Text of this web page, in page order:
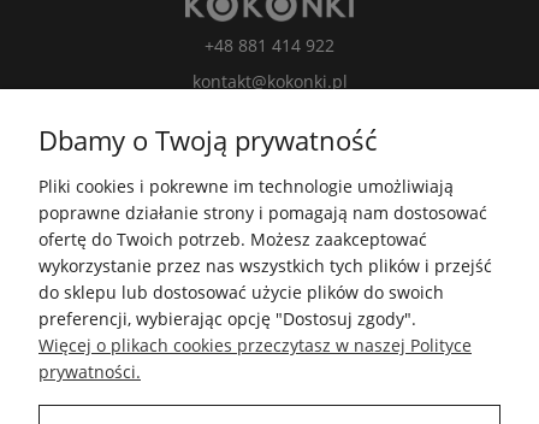
+48 881 414 922
kontakt@kokonki.pl
kokonki.motki
Kokonki.motki
Grupa FB
5.0
Średnia ocena kokonki.pl
Na podstawie 148 411opiniiz całego okresu
Dbamy o Twoją prywatność
Pliki cookies i pokrewne im technologie umożliwiają
poprawne działanie strony i pomagają nam dostosować
ofertę do Twoich potrzeb. Możesz zaakceptować
wykorzystanie przez nas wszystkich tych plików i przejść
do sklepu lub dostosować użycie plików do swoich
preferencji, wybierając opcję "Dostosuj zgody".
Więcej o plikach cookies przeczytasz w naszej Polityce
prywatności.